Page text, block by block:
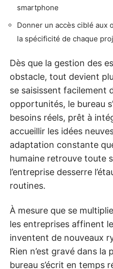
smartphone
Donner un accès ciblé aux
la spécificité de chaque
Dès que la gestion des
obstacle, tout devient
se saisissent facilement
opportunités, le bureau
besoins réels, prêt à
accueillir les idées
adaptation constante
humaine retrouve toute
l’entreprise desserre
routines.
À mesure que se
les entreprises affinent
inventent de nouveaux
Rien n’est gravé dans la
bureau s’écrit en temps